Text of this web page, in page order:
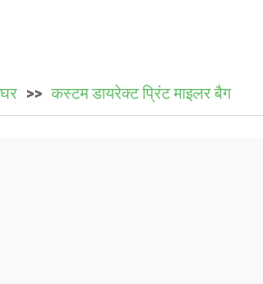
घर कस्टम डायरेक्ट प्रिंट माइलर बैग